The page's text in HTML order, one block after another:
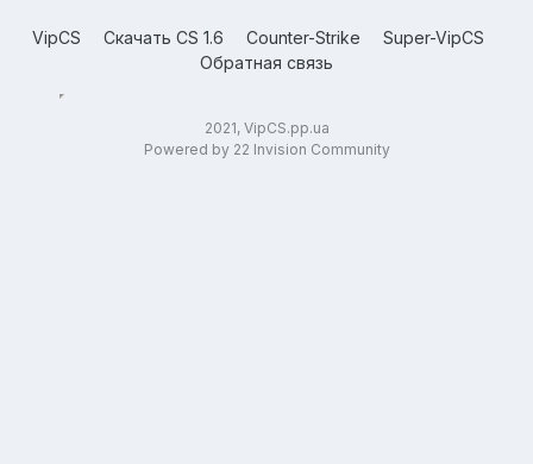
VipCS Скачать CS 1.6 Counter-Strike
Super-VipCS
Обратная связь
2021, VipCS.pp.ua
Powered by 22 Invision Community